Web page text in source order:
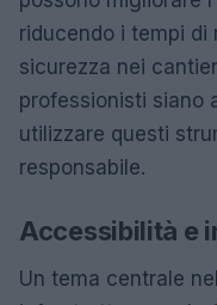
riducendo i tempi di
sicurezza nei
professionisti siano
utilizzare questi
responsabile.
Accessibilità e
Un tema centrale